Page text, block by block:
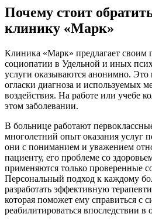
Почему стоит
клинику «Марк»
Клиника «Марк» предлагает своим
социопатии в Удельной и иных
услуги оказываются анонимно. Это
огласки диагноза и используемых
воздействия. На работе или учебе
этом заболевании.
В больнице работают
многолетний опыт оказания услуг
они с пониманием и уважением
пациенту, его проблеме со
применяются только проверенные
Персональный подход к каждому
разработать эффективную
которая поможет ему справиться с
реабилитироваться впоследствии в